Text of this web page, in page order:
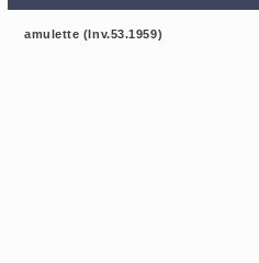
amulette (Inv.53.1959)